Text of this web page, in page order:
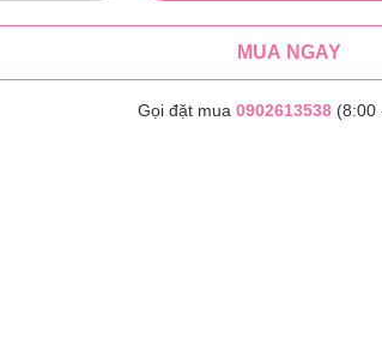
MUA NGAY
Gọi đặt mua 0902613538 (8:00